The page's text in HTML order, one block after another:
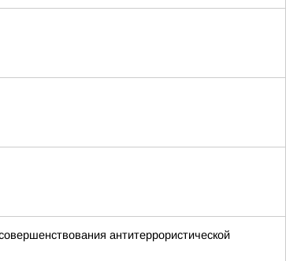
антитеррористической